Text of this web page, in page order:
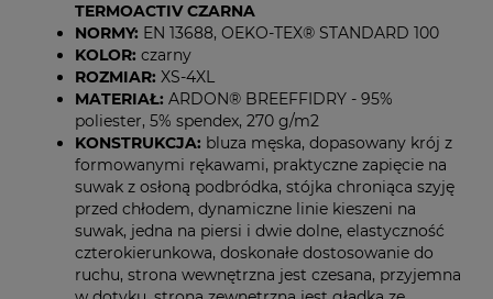
TERMOACTIV CZARNA
NORMY: EN 13688, OEKO-TEX® STANDARD 100
KOLOR: czarny
ROZMIAR: XS-4XL
MATERIAŁ: ARDON® BREEFFIDRY - 95%
poliester, 5% spendex, 270 g/m2
KONSTRUKCJA: bluza męska, dopasowany krój z
formowanymi rękawami, praktyczne zapięcie na
suwak z osłoną podbródka, stójka chroniąca szyję
przed chłodem, dynamiczne linie kieszeni na
suwak, jedna na piersi i dwie dolne, elastyczność
czterokierunkowa, doskonałe dostosowanie do
ruchu, strona wewnętrzna jest czesana, przyjemna